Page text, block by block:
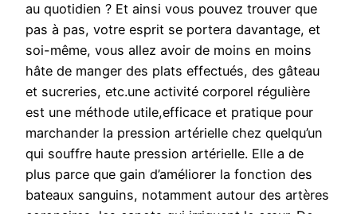
au quotidien ? Et ainsi vous pouvez trouver que
pas à pas, votre esprit se portera davantage, et
soi-même, vous allez avoir de moins en moins
hâte de manger des plats effectués, des gâteau
et sucreries, etc.une activité corporel régulière
est une méthode utile,efficace et pratique pour
marchander la pression artérielle chez quelqu’un
qui souffre haute pression artérielle. Elle a de
plus parce que gain d’améliorer la fonction des
bateaux sanguins, notamment autour des artères